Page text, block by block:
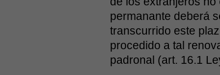
permanante deberá
transcurrido este
procedido a tal
padronal (art. 16.1